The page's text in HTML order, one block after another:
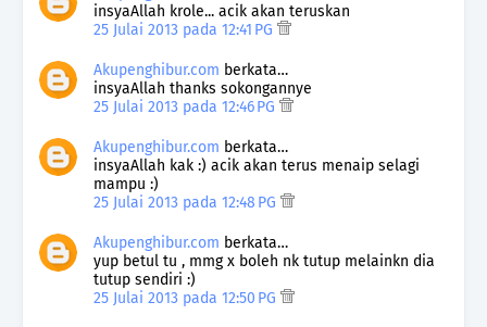
insyaAllah krole... acik akan teruskan
25 Julai 2013 pada 12:41 PG
Akupenghibur.com berkata…
insyaAllah thanks sokongannye
25 Julai 2013 pada 12:46 PG
Akupenghibur.com berkata…
insyaAllah kak :) acik akan terus menaip selagi
mampu :)
25 Julai 2013 pada 12:48 PG
Akupenghibur.com berkata…
yup betul tu , mmg x boleh nk tutup melainkn dia
tutup sendiri :)
25 Julai 2013 pada 12:50 PG